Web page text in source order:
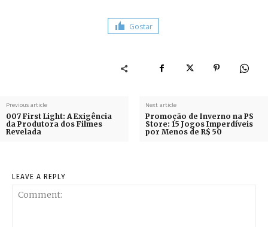
Gostar
Previous article
007 First Light: A Exigência
da Produtora dos Filmes
Revelada
Next article
Promoção de Inverno na PS
Store: 15 Jogos Imperdíveis
por Menos de R$ 50
LEAVE A REPLY